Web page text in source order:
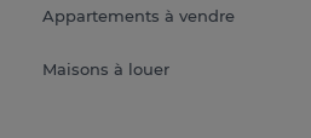
Appartements à vendre
Maisons à louer